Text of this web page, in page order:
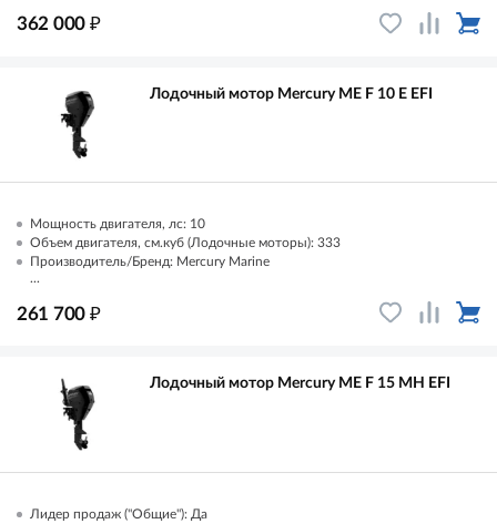
362 000 ₽
Лодочный мотор Mercury ME F 10 E EFI
Мощность двигателя, лс: 10
Объем двигателя, см.куб (Лодочные моторы): 333
Производитель/Бренд: Mercury Marine
...
261 700 ₽
Лодочный мотор Mercury ME F 15 MH EFI
Лидер продаж ("Общие"): Да